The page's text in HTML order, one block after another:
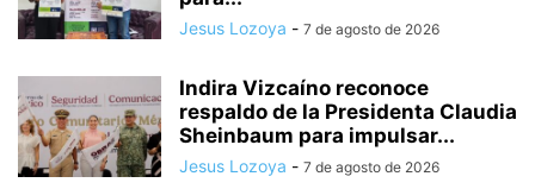
Jesus Lozoya - 7 de agosto de 2026
Indira Vizcaíno reconoce
respaldo de la Presidenta Claudia
Sheinbaum para impulsar...
Jesus Lozoya - 7 de agosto de 2026